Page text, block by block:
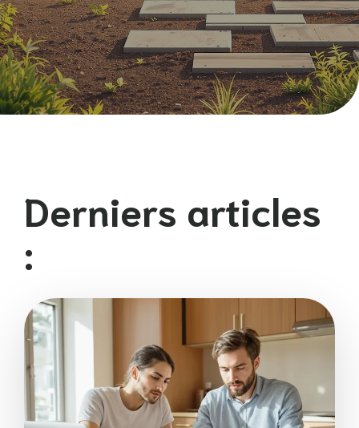
Derniers articles
: